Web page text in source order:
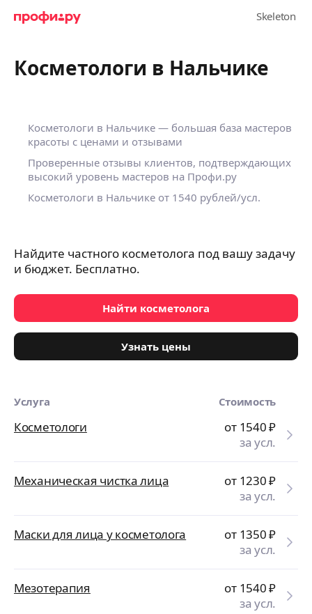
Косметологи в Нальчике
Косметологи в Нальчике — большая база мастеров
красоты с ценами и отзывами
Проверенные отзывы клиентов, подтверждающих
высокий уровень мастеров на Профи.ру
Косметологи в Нальчике от 1540 рублей/усл.
Найдите частного косметолога под вашу задачу
и бюджет. Бесплатно.
Найти косметолога
Узнать цены
Услуга Стоимость
Косметологи от 1540₽
за усл.
Механическая чистка лица от 1230₽
за усл.
Маски для лица у косметолога от 1350₽
за усл.
Мезотерапия от 1540₽
за усл.